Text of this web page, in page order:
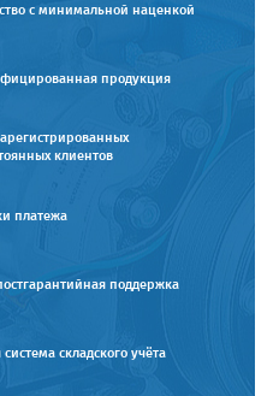
с минимальной наценкой
продукция
клиентов
платежа
поддержка
складского учёта